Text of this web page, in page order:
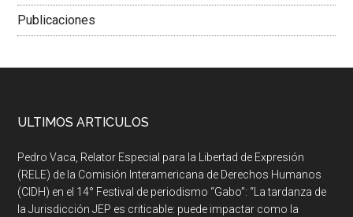
Publicaciones
ULTIMOS ARTICULOS
Pedro Vaca, Relator Especial para la Libertad de Expresión
(RELE) de la Comisión Interamericana de Derechos Humanos
(CIDH) en el 14° Festival de periodismo “Gabo”: “La tardanza de
la Jurisdicción JEP es criticable: puede impactar como la